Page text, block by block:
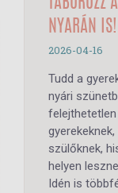
NYARÁN IS!
2026-04-16
Tudd a
nyári
szülőknek,
helyen
Idén is